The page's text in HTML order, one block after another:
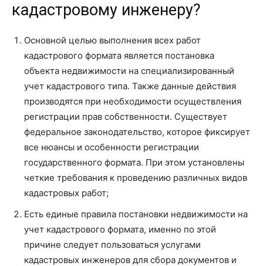
кадастровому инженеру?
Основной целью выполнения всех работ
кадастрового формата является постановка
объекта недвижимости на специализированный
учет кадастрового типа. Также данные действия
производятся при необходимости осуществления
регистрации прав собственности. Существует
федеральное законодательство, которое фиксирует
все нюансы и особенности регистрации
государственного формата. При этом установлены
четкие требования к проведению различных видов
кадастровых работ;
Есть единые правила постановки недвижимости на
учет кадастрового формата, именно по этой
причине следует пользоваться услугами
кадастровых инженеров для сбора документов и